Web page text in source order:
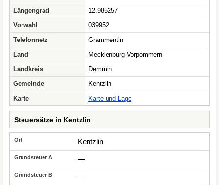
Längengrad
12.985257
Vorwahl
039952
Telefonnetz
Grammentin
Land
Mecklenburg-Vorpommern
Landkreis
Demmin
Gemeinde
Kentzlin
Karte
Karte und Lage
Steuersätze in Kentzlin
Kentzlin
—
—